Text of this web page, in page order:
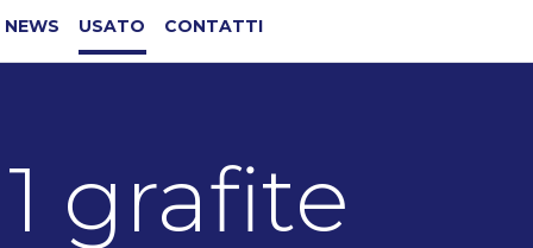
NEWS USATO CONTATTI
grafite